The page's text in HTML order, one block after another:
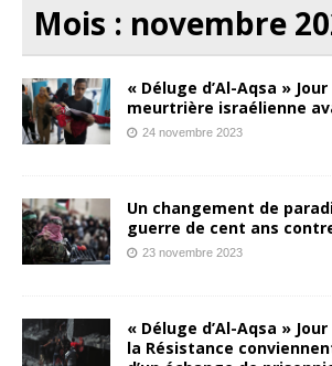
Mois : novembre
« Déluge d’Al-Aqsa »
meurtrière israélienne
24 novembre 2023
Un changement de
guerre de cent ans
23 novembre 2023
« Déluge d’Al-Aqsa »
la Résistance